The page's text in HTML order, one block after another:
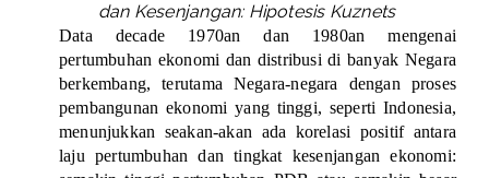
dan Kesenjangan: Hipotesis Kuznets
Data decade 1970an dan 1980an mengenai
pertumbuhan ekonomi dan distribusi di banyak Negara
berkembang, terutama Negara-negara dengan proses
pembangunan ekonomi yang tinggi, seperti Indonesia,
menunjukkan seakan-akan ada korelasi positif antara
laju pertumbuhan dan tingkat kesenjangan ekonomi: